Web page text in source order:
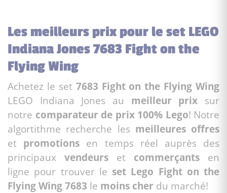
Les meilleurs prix pour le set LEGO
Indiana Jones 7683 Fight on the
Flying Wing
Achetez le set 7683 Fight on the Flying Wing
LEGO Indiana Jones au meilleur prix sur
notre comparateur de prix 100% Lego! Notre
algortithme recherche les meilleures offres
et promotions en temps réel auprès des
principaux vendeurs et commerçants en
ligne pour trouver le set Lego Fight on the
Flying Wing 7683 le moins cher du marché!